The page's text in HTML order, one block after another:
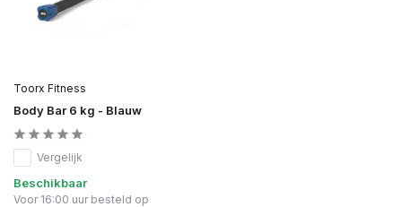
Toorx Fitness
Body Bar 6 kg - Blauw
Vergelijk
Beschikbaar
Voor 16:00 uur besteld op